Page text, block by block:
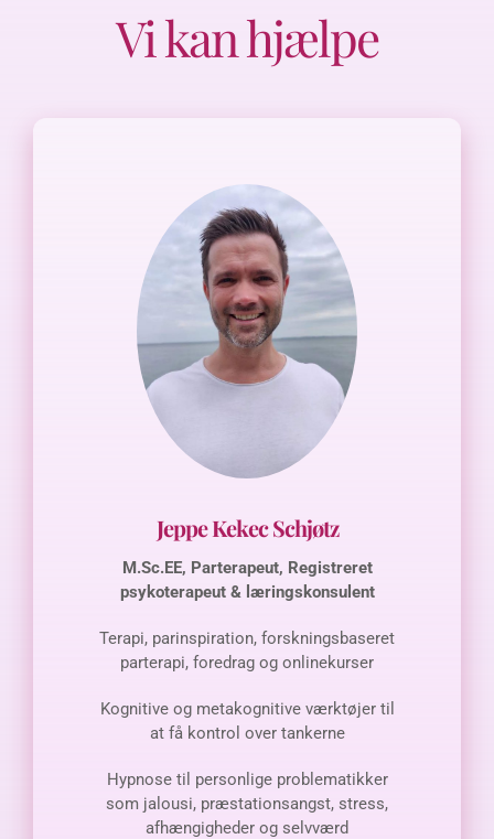
Vi kan hjælpe
Jeppe Kekec Schjøtz
M.Sc.EE, Parterapeut, Registreret
psykoterapeut & læringskonsulent
Terapi, parinspiration, forskningsbaseret
parterapi, foredrag og onlinekurser
Kognitive og metakognitive værktøjer til
at få kontrol over tankerne
Hypnose til personlige problematikker
som jalousi, præstationsangst, stress,
afhængigheder og selvværd